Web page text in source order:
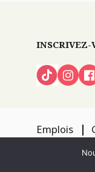
INSCRIVEZ-
Emplois
TOUS DROITS